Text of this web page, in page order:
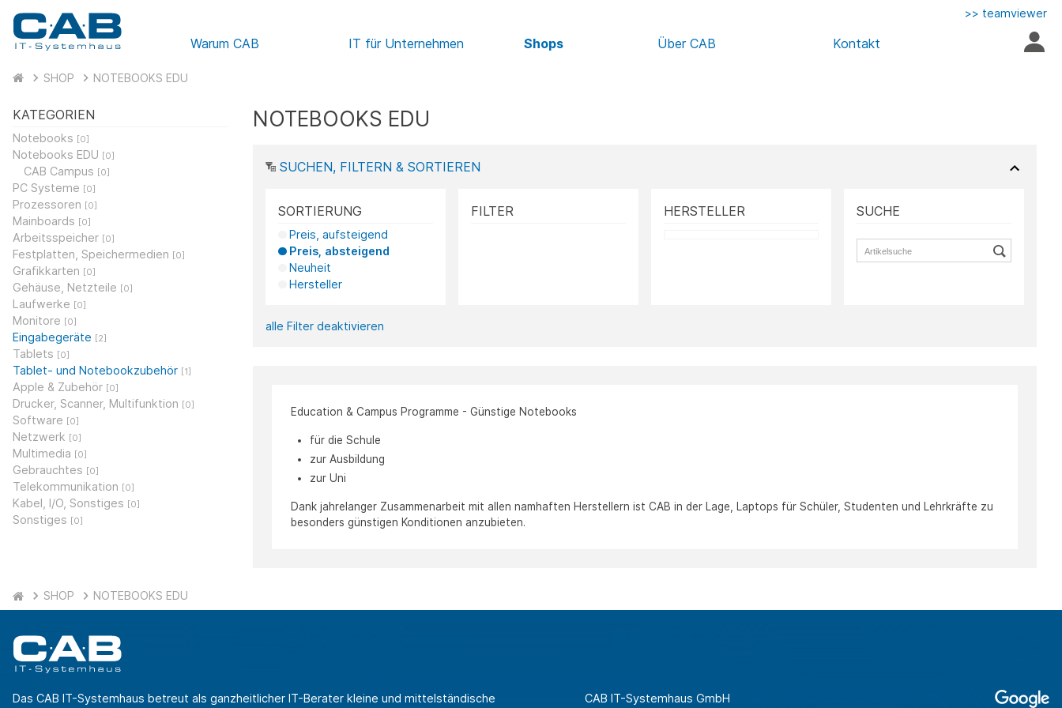
Warum CAB IT für Unternehmen Shops Über CAB Kontakt
>> teamviewer
SHOP NOTEBOOKS EDU
KATEGORIEN
Notebooks [0]
Notebooks EDU [0]
CAB Campus [0]
PC Systeme [0]
Prozessoren [0]
Mainboards [0]
Arbeitsspeicher [0]
Festplatten, Speichermedien [0]
Grafikkarten [0]
Gehäuse, Netzteile [0]
Laufwerke [0]
Monitore [0]
Eingabegeräte [2]
Tablets [0]
Tablet- und Notebookzubehör [1]
Apple & Zubehör [0]
Drucker, Scanner, Multifunktion [0]
Software [0]
Netzwerk [0]
Multimedia [0]
Gebrauchtes [0]
Telekommunikation [0]
Kabel, I/O, Sonstiges [0]
Sonstiges [0]
NOTEBOOKS EDU
SUCHEN, FILTERN & SORTIEREN
SORTIERUNG
Preis, aufsteigend
Preis, absteigend
Neuheit
Hersteller
FILTER HERSTELLER SUCHE
alle Filter deaktivieren
Education & Campus Programme - Günstige Notebooks
für die Schule
zur Ausbildung
zur Uni
Dank jahrelanger Zusammenarbeit mit allen namhaften Herstellern ist CAB in der Lage, Laptops für Schüler, Studenten und Lehrkräfte zu
besonders günstigen Konditionen anzubieten.
SHOP NOTEBOOKS EDU
Das CAB IT-Systemhaus betreut als ganzheitlicher IT-Berater kleine und mittelständische CAB IT-Systemhaus GmbH